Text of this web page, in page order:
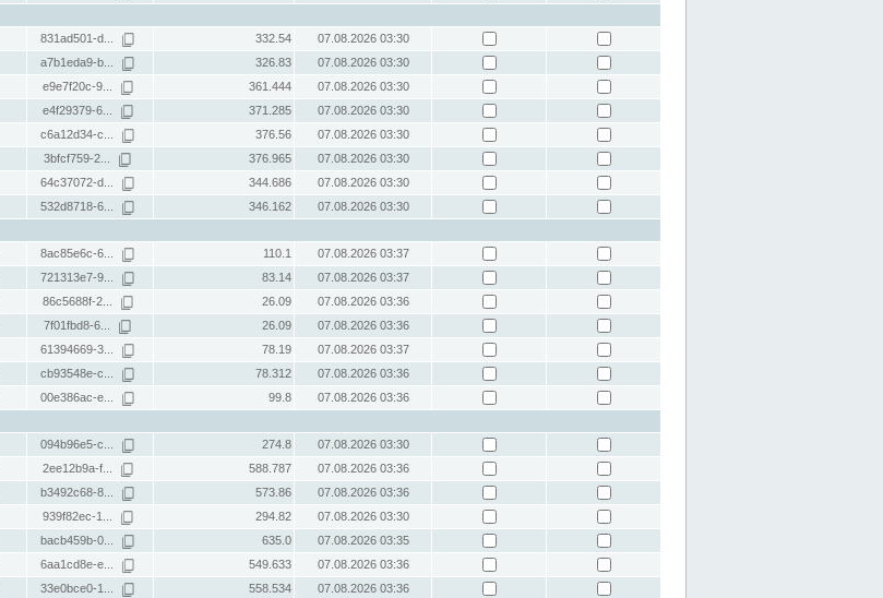
831ad501-d... 332.54
07.08.2026 03:30
a7b1eda9-b... 326.83
07.08.2026 03:30
e9e7f20c-9... 361.444
07.08.2026 03:30
e4f29379-6... 371.285
07.08.2026 03:30
c6a12d34-c... 376.56
07.08.2026 03:30
3bfcf759-2... 376.965
07.08.2026 03:30
64c37072-d... 344.686
07.08.2026 03:30
532d8718-6... 346.162
07.08.2026 03:30
8ac85e6c-6... 110.1
07.08.2026 03:37
721313e7-9... 83.14
07.08.2026 03:37
86c5688f-2... 26.09
07.08.2026 03:36
7f01fbd8-6... 26.09
07.08.2026 03:36
61394669-3... 78.19
07.08.2026 03:37
cb93548e-c... 78.312
07.08.2026 03:36
00e386ac-e... 99.8
07.08.2026 03:36
094b96e5-c... 274.8
07.08.2026 03:30
2ee12b9a-f... 588.787
07.08.2026 03:36
b3492c68-8... 573.86
07.08.2026 03:36
939f82ec-1... 294.82
07.08.2026 03:30
bacb459b-0... 635.0
07.08.2026 03:35
6aa1cd8e-e... 549.633
07.08.2026 03:36
33e0bce0-1... 558.534
07.08.2026 03:36